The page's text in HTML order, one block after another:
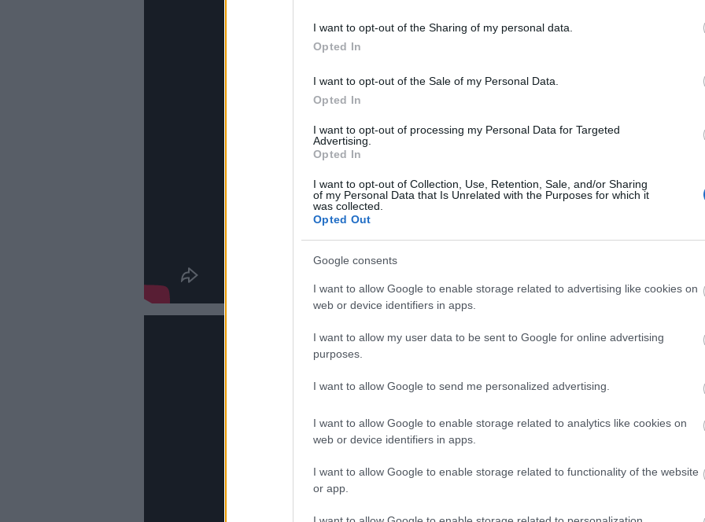
I want to opt-out of the Sharing of my personal data.
Opted In
I want to opt-out of the Sale of my Personal Data.
Opted In
I want to opt-out of processing my Personal Data for Targeted
Advertising.
Opted In
I want to opt-out of Collection, Use, Retention, Sale, and/or Sharing
of my Personal Data that Is Unrelated with the Purposes for which it
was collected.
Opted Out
Google consents
I want to allow Google to enable storage related to advertising like cookies on
web or device identifiers in apps.
I want to allow my user data to be sent to Google for online advertising
purposes.
I want to allow Google to send me personalized advertising.
I want to allow Google to enable storage related to analytics like cookies on
web or device identifiers in apps.
I want to allow Google to enable storage related to functionality of the website
or app.